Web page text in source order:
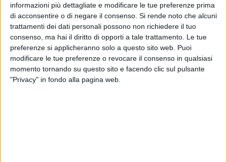
informazioni più dettagliate e modificare le tue preferenze prima
di acconsentire o di negare il consenso. Si rende noto che alcuni
trattamenti dei dati personali possono non richiedere il tuo
consenso, ma hai il diritto di opporti a tale trattamento. Le tue
preferenze si applicheranno solo a questo sito web. Puoi
modificare le tue preferenze o revocare il consenso in qualsiasi
momento tornando su questo sito e facendo clic sul pulsante
"Privacy" in fondo alla pagina web.
Oltre1 milione di euro la spesa stimata per la costruzione
dell'impianto nell'area di proprietà comunale tra Via Bettino
Craxi, Via Federico Fellini e Via Antonio De Curtis nella nuova
zona di espansione retrostante l'ospedale.
I fondi arriveranno interamente da finanziamenti pubblici:
500 mila euro quelli ottenuti con la candidatura del progetto
al programma di interventi candidatura al Bando "Sport e